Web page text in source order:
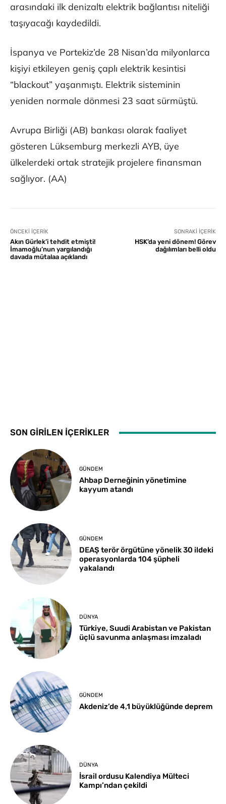
arasındaki ilk denizaltı elektrik bağlantısı niteliği
taşıyacağı kaydedildi.
İspanya ve Portekiz’de 28 Nisan’da milyonlarca
kişiyi etkileyen geniş çaplı elektrik kesintisi
“blackout” yaşanmıştı. Elektrik sisteminin
yeniden normale dönmesi 23 saat sürmüştü.
Avrupa Birliği (AB) bankası olarak faaliyet
gösteren Lüksemburg merkezli AYB, üye
ülkelerdeki ortak stratejik projelere finansman
sağlıyor. (AA)
ÖNCEKI İÇERIK
Akın Gürlek’i tehdit etmişti!
İmamoğlu’nun yargılandığı
davada mütalaa açıklandı
SONRAKI İÇERIK
HSK’da yeni dönem! Görev
dağılımları belli oldu
SON GİRİLEN İÇERİKLER
GÜNDEM
Ahbap Derneğinin yönetimine
kayyum atandı
GÜNDEM
DEAŞ terör örgütüne yönelik 30 ildeki
operasyonlarda 104 şüpheli
yakalandı
DÜNYA
Türkiye, Suudi Arabistan ve Pakistan
üçlü savunma anlaşması imzaladı
GÜNDEM
Akdeniz’de 4,1 büyüklüğünde deprem
DÜNYA
İsrail ordusu Kalendiya Mülteci
Kampı’ndan çekildi